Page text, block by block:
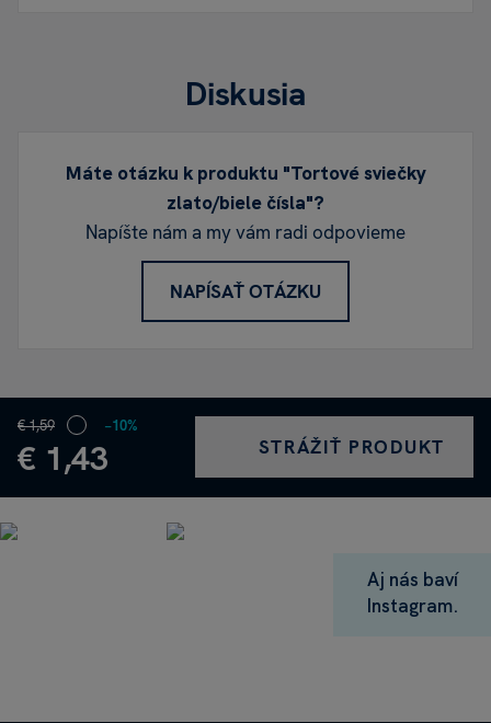
Diskusia
Máte otázku k produktu "Tortové sviečky
zlato/biele čísla"?
Napíšte nám a my vám radi odpovieme
NAPÍSAŤ OTÁZKU
€ 1,59
€ 1,43
−10%
STRÁŽIŤ PRODUKT
Aj nás baví
Instagram.